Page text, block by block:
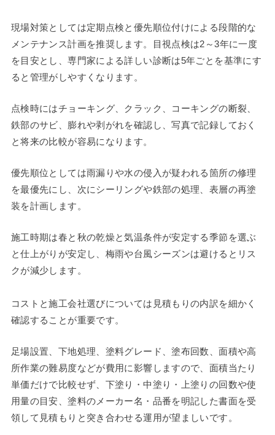
現場対策としては定期点検と優先順位付けによる段階的な
メンテナンス計画を推奨します。目視点検は2～3年に一度
を目安とし、専門家による詳しい診断は5年ごとを基準にす
ると管理がしやすくなります。
点検時にはチョーキング、クラック、コーキングの断裂、
鉄部のサビ、膨れや剥がれを確認し、写真で記録しておく
と将来の比較が容易になります。
優先順位としては雨漏りや水の侵入が疑われる箇所の修理
を最優先にし、次にシーリングや鉄部の処理、表層の再塗
装を計画します。
施工時期は春と秋の乾燥と気温条件が安定する季節を選ぶ
と仕上がりが安定し、梅雨や台風シーズンは避けるとリス
クが減少します。
コストと施工会社選びについては見積もりの内訳を細かく
確認することが重要です。
足場設置、下地処理、塗料グレード、塗布回数、面積や高
所作業の難易度などが費用に影響しますので、面積当たり
単価だけで比較せず、下塗り・中塗り・上塗りの回数や使
用量の目安、塗料のメーカー名・品番を明記した書面を受
領して見積もりと突き合わせる運用が望ましいです。